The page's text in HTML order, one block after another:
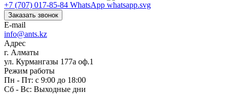
+7 (707) 017-85-84 WhatsApp
Заказать звонок
E-mail
info@ants.kz
Адрес
г. Алматы
ул. Курмангазы 177а оф.1
Режим работы
Пн - Пт: с 9:00 до 18:00
Сб - Вс: Выходные дни